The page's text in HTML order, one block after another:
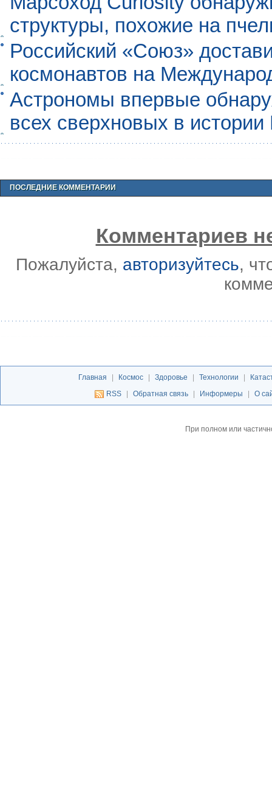
структуры, похожие на
Российский «Союз»
космонавтов на
Астрономы впервые
всех сверхновых в
ПОСЛЕДНИЕ КОММЕНТАРИИ
Комментариев
Пожалуйста, авторизуйтесь,
Главная Космос Здоровье Технологии
RSS
Обратная связь Информеры О
При полном или